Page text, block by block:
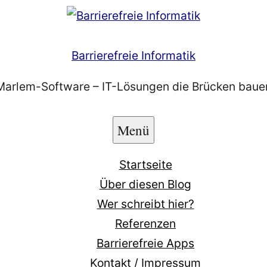
Barrierefreie Informatik
Software – IT-Lösungen die Brücken
Menü
Startseite
Über diesen Blog
Wer schreibt hier?
Referenzen
Barrierefreie Apps
Kontakt / Impressum